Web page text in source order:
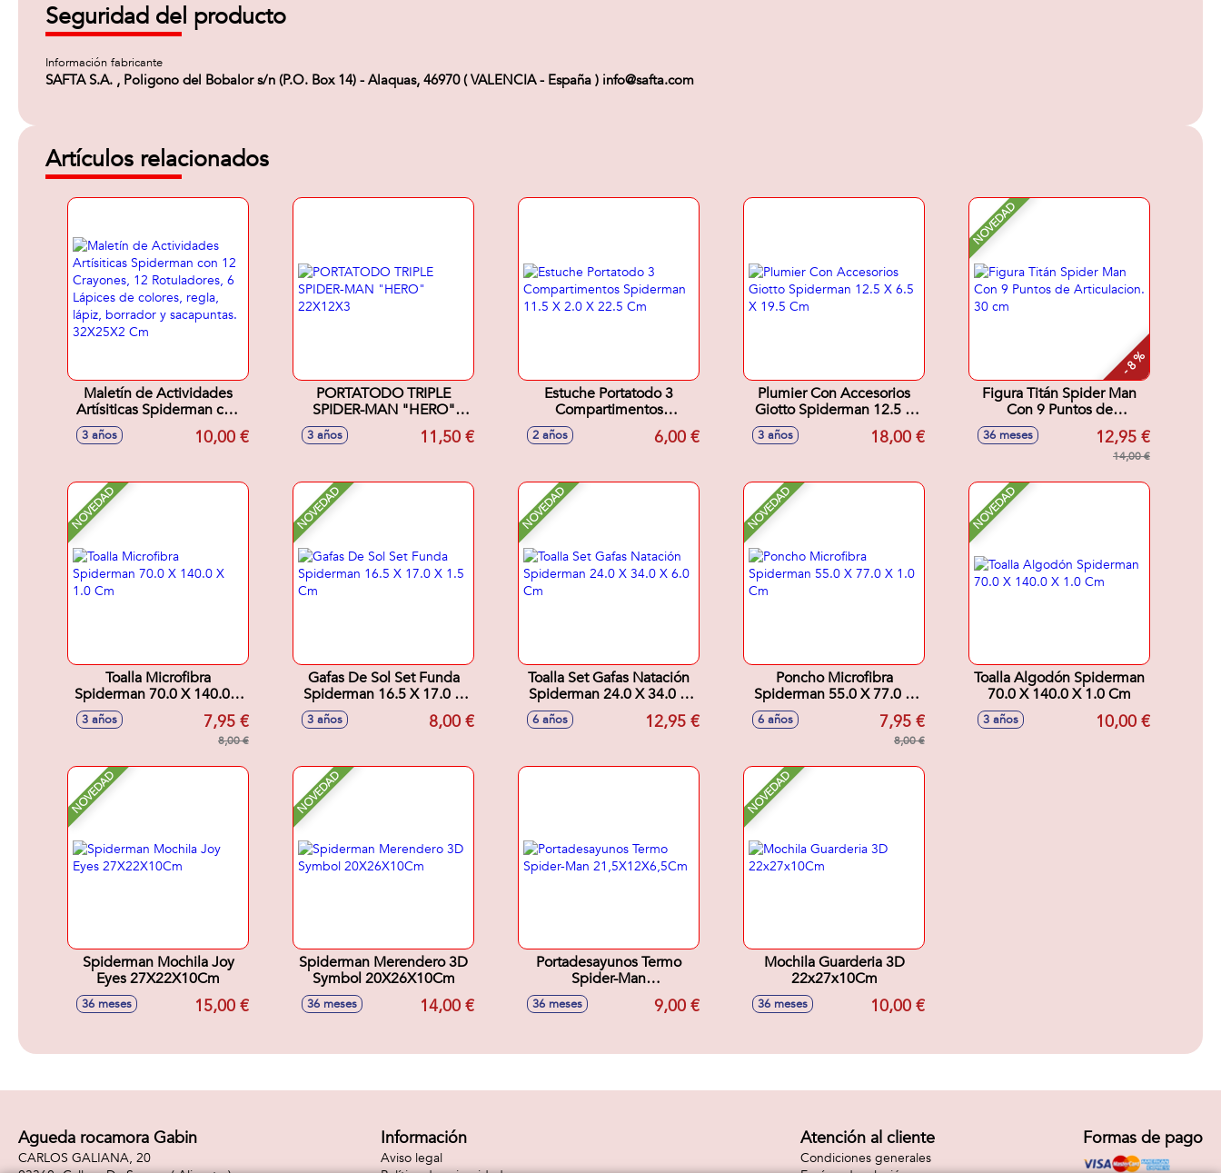
Seguridad del producto
Información fabricante
SAFTA S.A. , Poligono del Bobalor s/n (P.O. Box 14) - Alaquas, 46970 ( VALENCIA - España ) info@safta.com
Artículos relacionados
Maletín de Actividades
Artísiticas Spiderman con
12 Crayones, 12
Rotuladores, 6 Lápices de
32X25X2 Cm
3 años 10,00 €
PORTATODO TRIPLE
SPIDER-MAN "HERO"
3 años 11,50 €
Estuche Portatodo 3
Compartimentos
Spiderman 11.5 X 2.0 X
2 años 6,00 €
Plumier Con Accesorios
Giotto Spiderman 12.5 X
6.5 X 19.5 Cm
3 años 18,00 €
NOVEDAD
- 8 %
Figura Titán Spider Man
Con 9 Puntos de
Articulacion. 30 cm
36 meses 12,95 €
14,00 €
NOVEDAD
Toalla Microfibra
Spiderman 70.0 X 140.0 X
3 años 7,95 €
8,00 €
NOVEDAD
Gafas De Sol Set Funda
Spiderman 16.5 X 17.0 X
3 años 8,00 €
NOVEDAD
Toalla Set Gafas Natación
Spiderman 24.0 X 34.0 X
6 años 12,95 €
NOVEDAD
Poncho Microfibra
Spiderman 55.0 X 77.0 X
6 años 7,95 €
8,00 €
NOVEDAD
Toalla Algodón Spiderman
70.0 X 140.0 X 1.0 Cm
3 años 10,00 €
NOVEDAD
Spiderman Mochila Joy
Eyes 27X22X10Cm
36 meses 15,00 €
NOVEDAD
Spiderman Merendero 3D
Symbol 20X26X10Cm
36 meses 14,00 €
Portadesayunos Termo
Spider-Man
21,5X12X6,5Cm
36 meses 9,00 €
NOVEDAD
Mochila Guarderia 3D
22x27x10Cm
36 meses 10,00 €
Agueda rocamora Gabin
CARLOS GALIANA, 20
Información
Aviso legal
Atención al cliente
Condiciones generales
Formas de pago